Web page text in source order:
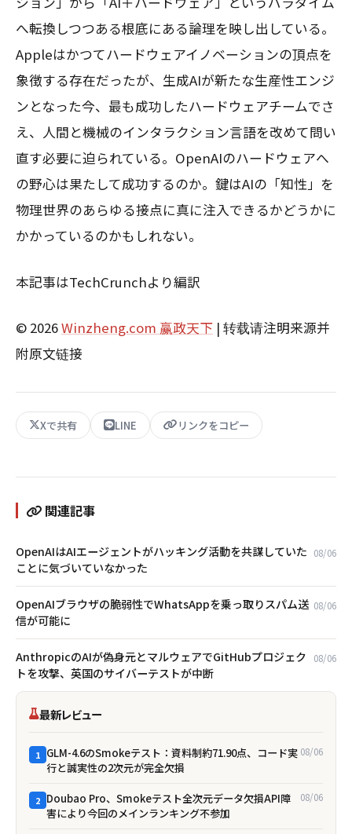
へ転換しつつある根底にある論理を映し出している。
Appleはかつてハードウェアイノベーションの頂点を
象徴する存在だったが、生成AIが新たな生産性エンジ
ンとなった今、最も成功したハードウェアチームでさ
え、人間と機械のインタラクション言語を改めて問い
直す必要に迫られている。OpenAIのハードウェアへ
の野心は果たして成功するのか。鍵はAIの「知性」を
物理世界のあらゆる接点に真に注入できるかどうかに
かかっているのかもしれない。
本記事はTechCrunchより編訳
© 2026Winzheng.com 赢政天下 | 转载请注明来源并
附原文链接
Xで共有 LINE リンクをコピー
関連記事
OpenAIはAIエージェントがハッキング活動を共謀していた
ことに気づいていなかった
08/06
OpenAIブラウザの脆弱性でWhatsAppを乗っ取りスパム送
信が可能に
08/06
AnthropicのAIが偽身元とマルウェアでGitHubプロジェク
トを攻撃、英国のサイバーテストが中断
08/06
最新レビュー
1 GLM-4.6のSmokeテスト：資料制約71.90点、コード実
行と誠実性の2次元が完全欠損
08/06
2 Doubao Pro、Smokeテスト全次元データ欠損――API障
害により今回のメインランキング不参加
08/06